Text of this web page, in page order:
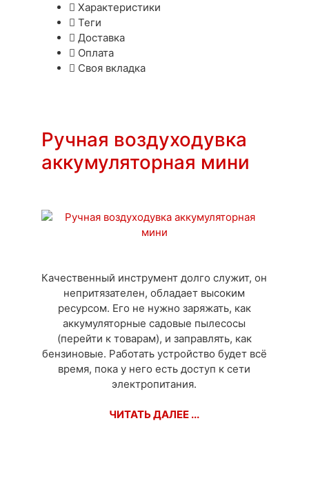
Характеристики
Теги
Доставка
Оплата
Своя вкладка
Ручная воздуходувка
аккумуляторная мини
Качественный инструмент долго служит, он
непритязателен, обладает высоким
ресурсом. Его не нужно заряжать, как
аккумуляторные садовые пылесосы
(перейти к товарам), и заправлять, как
бензиновые. Работать устройство будет всё
время, пока у него есть доступ к сети
электропитания.
ЧИТАТЬ ДАЛЕЕ ...